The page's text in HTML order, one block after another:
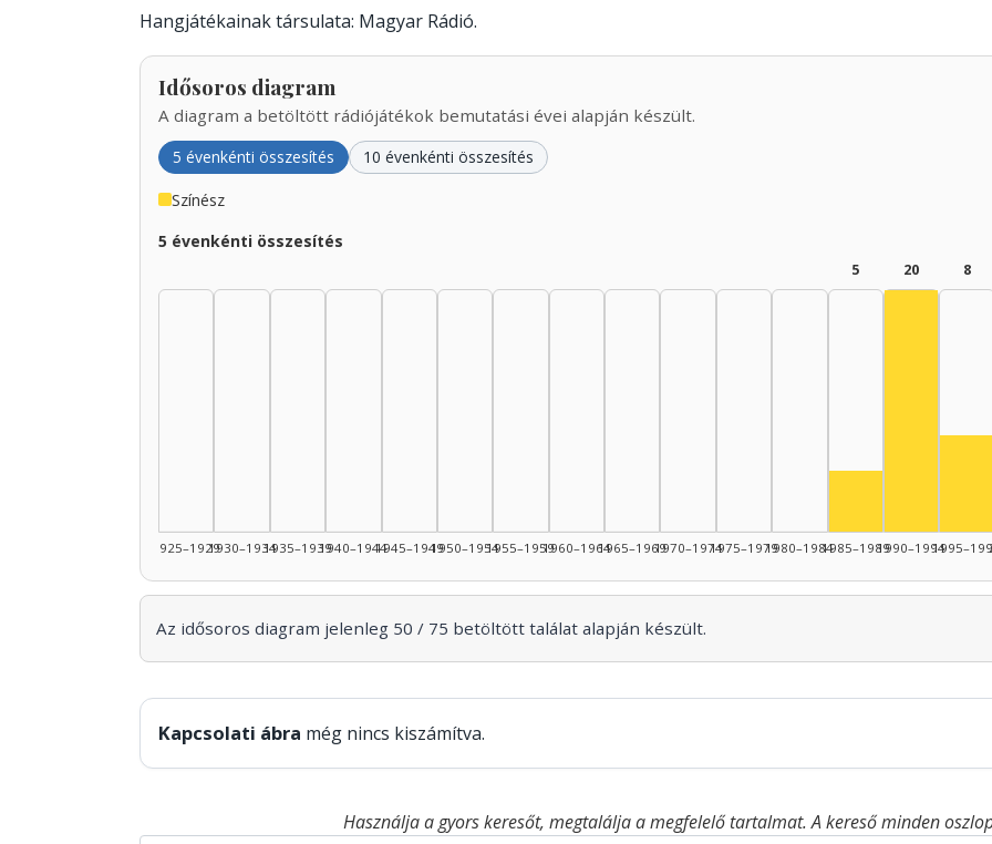
Hangjátékainak társulata: Magyar Rádió.
Idősoros diagram
A diagram a betöltött rádiójátékok bemutatási évei alapján készült.
5 évenkénti összesítés 10 évenkénti összesítés
Színész
5 évenkénti összesítés
1925–19291930–19341935–19391940–19441945–19491950–19541955–19591960–19641965–19691970–19741975–19791980–1984
5
1985–1989
20
1990–1994
8
Az idősoros diagram jelenleg 50 / 75 betöltött találat alapján készült.
Kapcsolati ábra még nincs kiszámítva.
Használja a gyors keresőt, megtalálja a megfelelő tartalmat. A kereső minden